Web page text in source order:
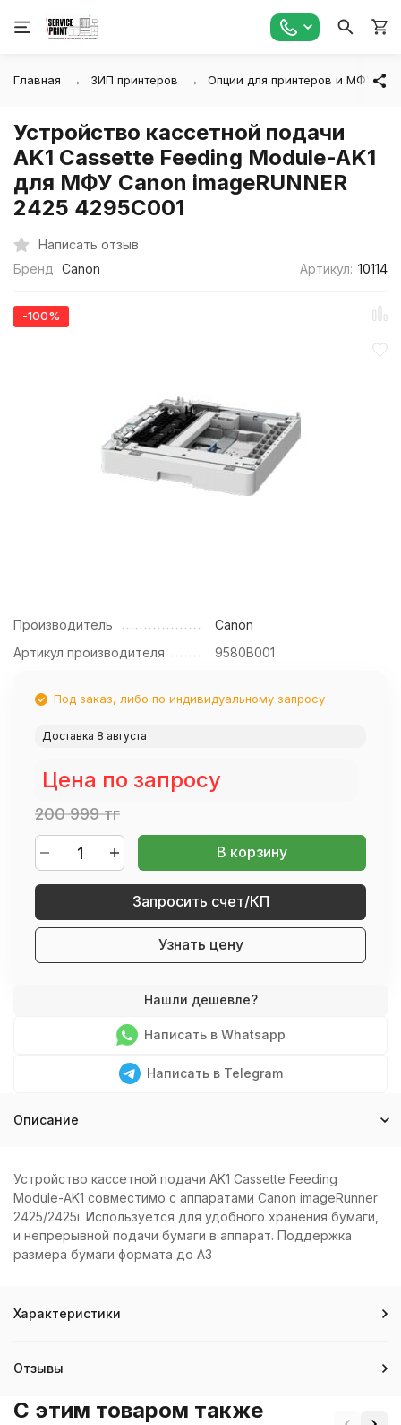
Главная ЗИП принтеров Опции для принтеров и МФУ
Устройство кассетной подачи
AK1 Cassette Feeding Module-AK1
для МФУ Canon imageRUNNER
2425 4295С001
Написать отзыв
Бренд: Canon Артикул: 10114
-100%
Производитель
Canon
Артикул производителя
9580B001
Под заказ, либо по индивидуальному запросу
Доставка 8 августа
Цена по запросу
200 999 тг
В корзину
Запросить счет/КП
Узнать цену
Написать в Whatsapp
Написать в Telegram
Описание
Устройство кассетной подачи AK1 Cassette Feeding
Module-AK1 совместимо с аппаратами Canon imageRunner
2425/2425i. Используется для удобного хранения бумаги,
и непрерывной подачи бумаги в аппарат. Поддержка
размера бумаги формата до А3
Характеристики
Отзывы
C этим товаром также